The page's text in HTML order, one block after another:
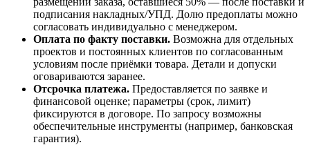
подписания накладных/УПД. Долю предоплаты можно
согласовать индивидуально с менеджером.
Оплата по факту поставки. Возможна для отдельных
проектов и постоянных клиентов по согласованным
условиям после приёмки товара. Детали и допуски
оговариваются заранее.
Отсрочка платежа. Предоставляется по заявке и
финансовой оценке; параметры (срок, лимит)
фиксируются в договоре. По запросу возможны
обеспечительные инструменты (например, банковская
гарантия).